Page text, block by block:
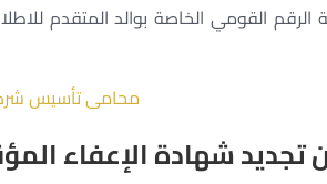
القومي الخاصة بوالد المتقدم
محامى تأسيس
شهادة الإعفاء